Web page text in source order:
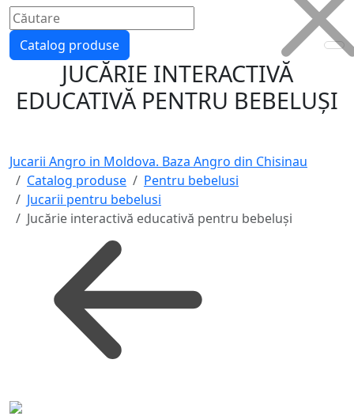
Catalog produse
JUCĂRIE INTERACTIVĂ
EDUCATIVĂ PENTRU BEBELUȘI
Jucarii Angro in Moldova. Baza Angro din Chisinau
Catalog produse
Pentru bebelusi
Jucarii pentru bebelusi
Jucărie interactivă educativă pentru bebeluși